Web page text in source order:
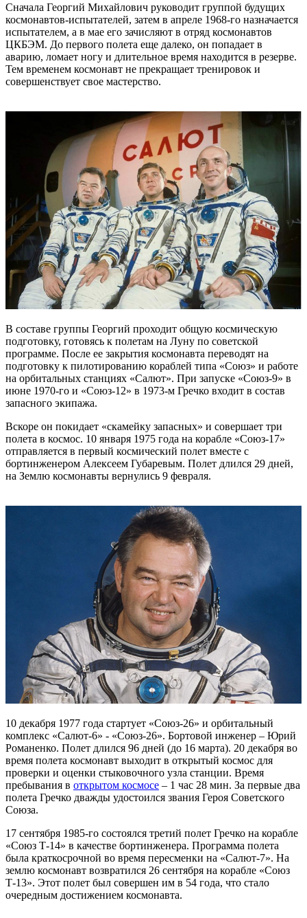
Сначала Георгий Михайлович руководит группой будущих
космонавтов-испытателей, затем в апреле 1968-го назначается
испытателем, а в мае его зачисляют в отряд космонавтов
ЦКБЭМ. До первого полета еще далеко, он попадает в
аварию, ломает ногу и длительное время находится в резерве.
Тем временем космонавт не прекращает тренировок и
совершенствует свое мастерство.
В составе группы Георгий проходит общую космическую
подготовку, готовясь к полетам на Луну по советской
программе. После ее закрытия космонавта переводят на
подготовку к пилотированию кораблей типа «Союз» и работе
на орбитальных станциях «Салют». При запуске «Союз-9» в
июне 1970-го и «Союз-12» в 1973-м Гречко входит в состав
запасного экипажа.
Вскоре он покидает «скамейку запасных» и совершает три
полета в космос. 10 января 1975 года на корабле «Союз-17»
отправляется в первый космический полет вместе с
бортинженером Алексеем Губаревым. Полет длился 29 дней,
на Землю космонавты вернулись 9 февраля.
10 декабря 1977 года стартует «Союз-26» и орбитальный
комплекс «Салют-6» - «Союз-26». Бортовой инженер – Юрий
Романенко. Полет длился 96 дней (до 16 марта). 20 декабря во
время полета космонавт выходит в открытый космос для
проверки и оценки стыковочного узла станции. Время
пребывания в открытом космосе – 1 час 28 мин. За первые два
полета Гречко дважды удостоился звания Героя Советского
Союза.
17 сентября 1985-го состоялся третий полет Гречко на корабле
«Союз Т-14» в качестве бортинженера. Программа полета
была краткосрочной во время пересменки на «Салют-7». На
землю космонавт возвратился 26 сентября на корабле «Союз
Т-13». Этот полет был совершен им в 54 года, что стало
очередным достижением космонавта.